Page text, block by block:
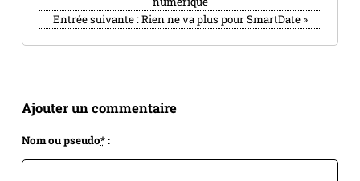
Entrée suivante :Rien ne va plus pour SmartDate»
Ajouter un commentaire
Nom ou pseudo*: